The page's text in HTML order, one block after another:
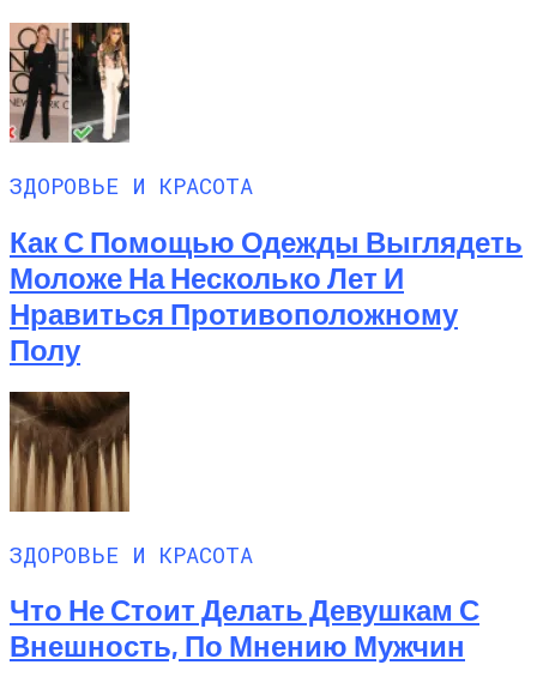
ЗДОРОВЬЕ И КРАСОТА
Как С Помощью Одежды Выглядеть
Моложе На Несколько Лет И
Нравиться Противоположному
Полу
ЗДОРОВЬЕ И КРАСОТА
Что Не Стоит Делать Девушкам С
Внешность, По Мнению Мужчин